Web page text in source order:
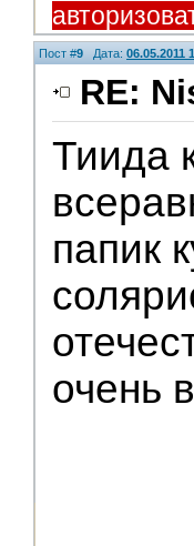
Пост #9 Дата: 06.05.2011
RE:
Тиида
папик
очень